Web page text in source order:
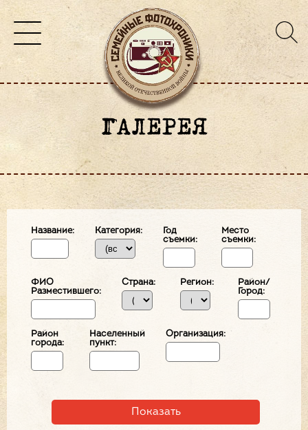
ГАЛЕРЕЯ
Название: Категория:
Год
съемки:
Место
съемки:
ФИО
Разместившего:
Страна: Регион:
Район/
Город:
Район
города:
Населенный
пункт:
Организация: